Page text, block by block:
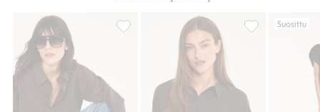
Pellavasekoitetta oleva kauluspaita, Lisää
Suosittu